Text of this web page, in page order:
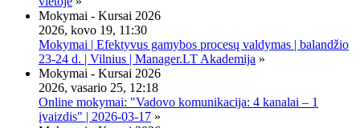
Mokymai - Kursai 2026
2026, kovo 19, 11:30
Mokymai | Efektyvus gamybos procesų valdymas | balandžio
23-24 d. | Vilnius | Manager.LT Akademija »
Mokymai - Kursai 2026
2026, vasario 25, 12:18
Online mokymai: "Vadovo komunikacija: 4 kanalai – 1
įvaizdis" | 2026-03-17 »